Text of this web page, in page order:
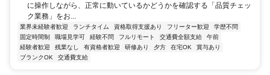
に操作しながら、正常に動いているかどうかを確認する「品質チェッ
ク業務」をお...
業界未経験者歓迎 ランチタイム 資格取得支援あり フリーター歓迎
学歴不問
固定時間制
職場見学可 経験不問 フルリモート 交通費全額支給
午前
経験者歓迎
残業なし 有資格者歓迎 研修あり 夕方 在宅OK
賞与あり
ブランクOK
交通費支給